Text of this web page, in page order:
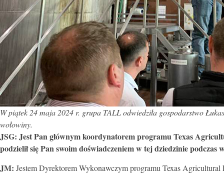
W piątek 24 maja 2024 r. grupa TALL odwiedziła gospodarstwo
wołowiny.
JSG: Jest Pan głównym koordynatorem programu Texas
podzielił się Pan swoim doświadczeniem w tej dziedzinie podczas
JM: Jestem Dyrektorem Wykonawczym programu Texas